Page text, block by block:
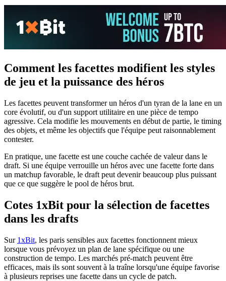
Comment les facettes modifient les styles
de jeu et la puissance des héros
Les facettes peuvent transformer un héros d'un tyran de la lane en un
core évolutif, ou d'un support utilitaire en une pièce de tempo
agressive. Cela modifie les mouvements en début de partie, le timing
des objets, et même les objectifs que l'équipe peut raisonnablement
contester.
En pratique, une facette est une couche cachée de valeur dans le
draft. Si une équipe verrouille un héros avec une facette forte dans
un matchup favorable, le draft peut devenir beaucoup plus puissant
que ce que suggère le pool de héros brut.
Cotes 1xBit pour la sélection de facettes
dans les drafts
Sur 1xBit, les paris sensibles aux facettes fonctionnent mieux
lorsque vous prévoyez un plan de lane spécifique ou une
construction de tempo. Les marchés pré-match peuvent être
efficaces, mais ils sont souvent à la traîne lorsqu'une équipe favorise
à plusieurs reprises une facette dans un cycle de patch.